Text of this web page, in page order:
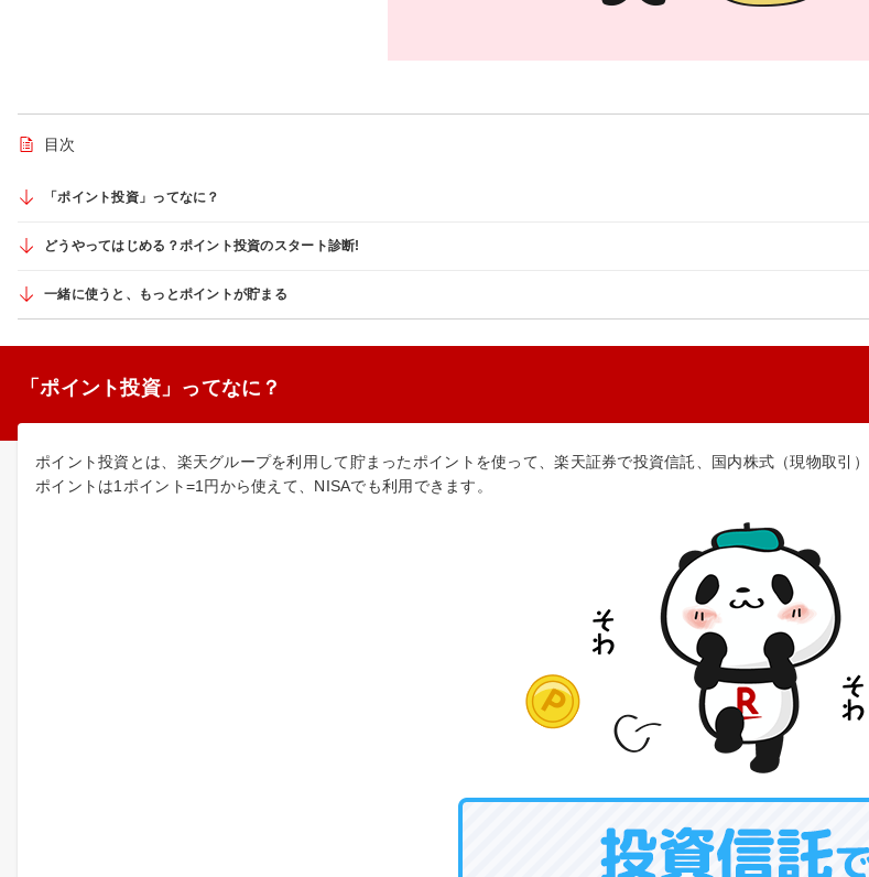
目次
「ポイント投資」ってなに？
どうやってはじめる？ポイント投資のスタート診断!
一緒に使うと、もっとポイントが貯まる
「ポイント投資」ってなに？
ポイント投資とは、楽天グループを利用して貯まったポイントを使って、楽天証券で投資信託、国内株式（現物取引
ポイントは1ポイント=1円から使えて、NISAでも利用できます。